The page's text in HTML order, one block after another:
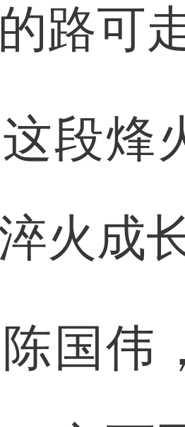
路可
烽火
火成
伟，